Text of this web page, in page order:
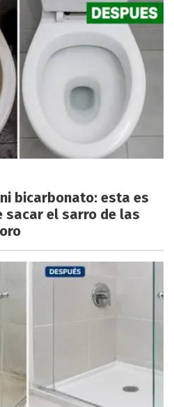
bicarbonato: esta es
sacar el sarro de las